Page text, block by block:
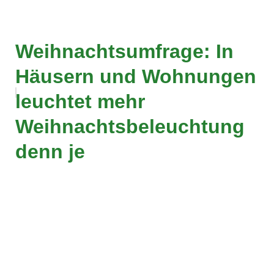
Weihnachtsumfrage: In
Häusern und Wohnungen
leuchtet mehr
Weihnachtsbeleuchtung
denn je